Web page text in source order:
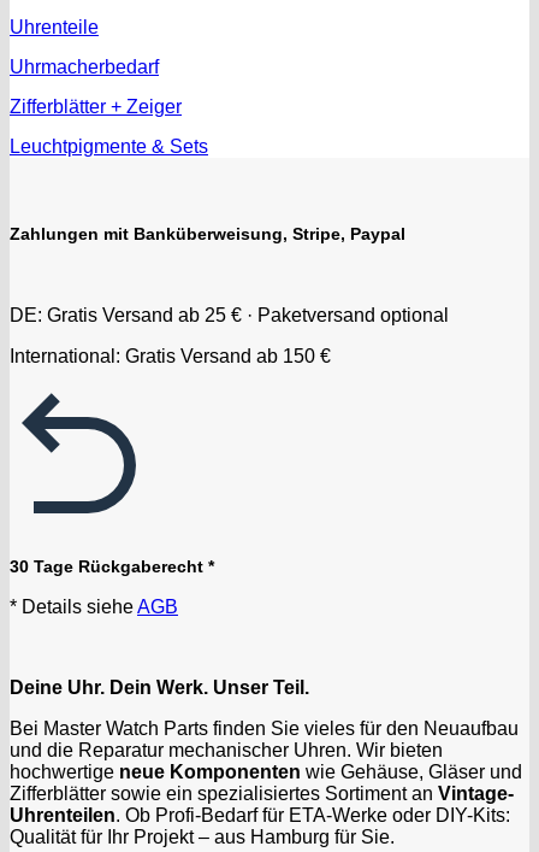
Uhrenteile
Uhrmacherbedarf
Zifferblätter + Zeiger
Leuchtpigmente & Sets
Zahlungen mit Banküberweisung, Stripe, Paypal
DE: Gratis Versand ab 25 € · Paketversand optional
International: Gratis Versand ab 150 €
30 Tage Rückgaberecht *
* Details sieheAGB
Deine Uhr. Dein Werk. Unser Teil.
Bei Master Watch Parts finden Sie vieles für den Neuaufbau
und die Reparatur mechanischer Uhren. Wir bieten
hochwertige neue Komponenten wie Gehäuse, Gläser und
Zifferblätter sowie ein spezialisiertes Sortiment an Vintage-
Uhrenteilen. Ob Profi-Bedarf für ETA-Werke oder DIY-Kits:
Qualität für Ihr Projekt – aus Hamburg für Sie.